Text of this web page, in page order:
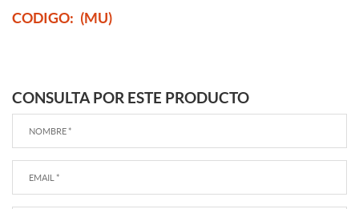
CODIGO: (MU)
CONSULTA POR ESTE PRODUCTO